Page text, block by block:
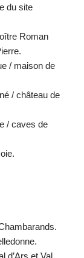
du site
Roman
/ maison de
/ château de
/ caves de
d’Ars et Val